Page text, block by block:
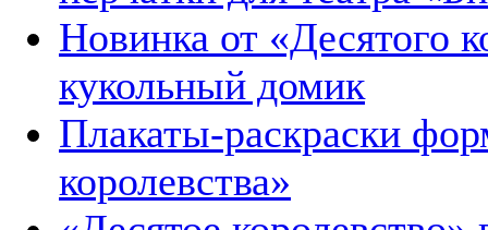
Новинка от «Десятого
кукольный домик
Плакаты-раскраски
королевства»